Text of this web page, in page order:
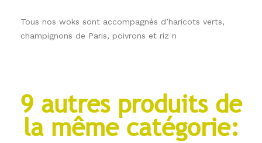
Tous nos woks sont accompagnés d’haricots verts,
champignons de Paris, poivrons et riz n
9 autres produits de
la même catégorie: